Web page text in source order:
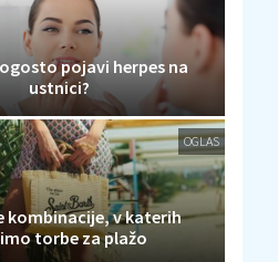
pojavi herpes na
ustnici?
OGLAS
kombinacije, v katerih
torbe za plažo